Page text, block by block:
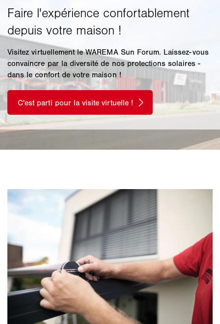
Visitez virtuellement le WAREMA Sun Forum. Laissez-vous
convaincre par la diversité de nos protections solaires -
dans le confort de votre maison !